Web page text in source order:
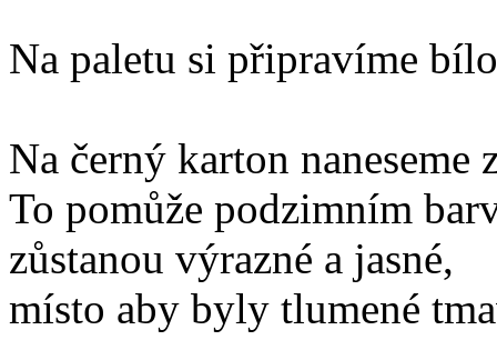
Na paletu si připravíme
Na černý karton
To pomůže podzimním
zůstanou výrazné a jasné,
místo aby byly tlumené